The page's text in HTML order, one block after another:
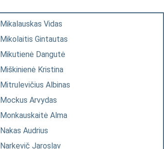
Mikalauskas Vidas
Mikolaitis Gintautas
Mikutienė Dangutė
Miškinienė Kristina
Mitrulevičius Albinas
Mockus Arvydas
Monkauskaitė Alma
Nakas Audrius
Narkevič Jaroslav